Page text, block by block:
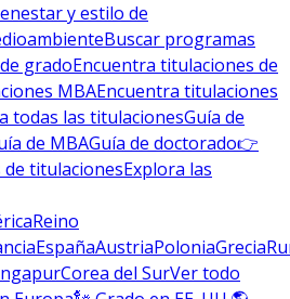
y estilo de
Buscar programas
gradoEncuentra titulaciones de
MBAEncuentra titulaciones
todas las titulacionesGuía de
de MBAGuía de doctorado👉
de titulacionesExplora las
Reino
EspañaAustriaPoloniaGrecia
Corea del SurVer todo